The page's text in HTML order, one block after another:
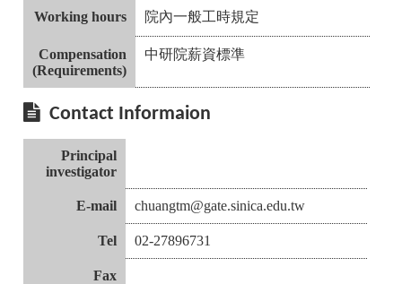
Working hours 院內一般工時規定
Compensation
(Requirements)
中研院薪資標準
Contact Informaion
Principal
investigator
E-mail chuangtm@gate.sinica.edu.tw
Tel 02-27896731
Fax